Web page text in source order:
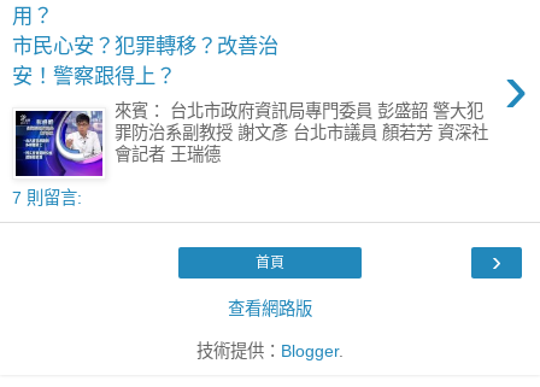
用？
市民心安？犯罪轉移？改善治
安！警察跟得上？
›
來賓： 台北市政府資訊局專門委員 彭盛韶 警大犯
罪防治系副教授 謝文彥 台北市議員 顏若芳 資深社
會記者 王瑞德
7 則留言:
›
首頁
查看網路版
技術提供： Blogger.